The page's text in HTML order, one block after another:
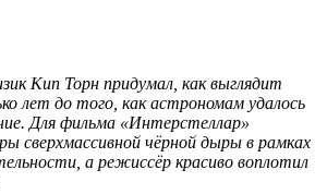
Кип Торн придумал, как выглядит
лет до того, как астрономам удалось
Для фильма «Интерстеллар»
сверхмассивной чёрной дыры в рамках
а режиссёр красиво воплотил